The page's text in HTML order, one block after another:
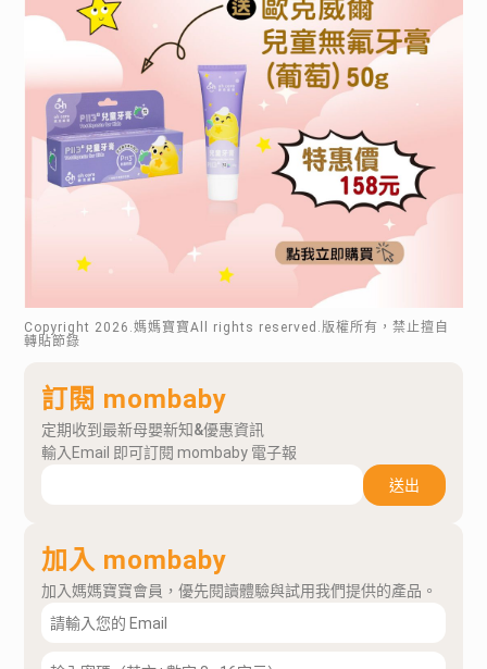
Copyright 2026 .媽媽寶寶All rights reserved.版權所有，禁止擅自
轉貼節錄
訂閱 mombaby
定期收到最新母嬰新知&優惠資訊
輸入Email 即可訂閱 mombaby 電子報
送出
加入 mombaby
加入媽媽寶寶會員，優先閱讀體驗與試用我們提供的產品。